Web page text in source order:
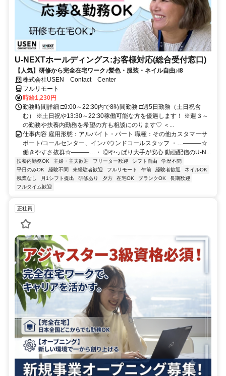
U-NEXTホールディングス:お客様対応(総合受付窓口)
【人気】研修から完全在宅ワーク♪髪色・服装・ネイル自由♪i8
株式会社USEN Contact Center
フルリモート
時給1,230円
勤務時間詳細 □9:00～22:30内で8時間勤務 □週5日勤務（土日祝含
む） ※土日祝や13:30～22:30稼働可能な方を優遇します！ ※週３～
の勤務や扶養内勤務を希望の方も相談にのります♡ ＜...
仕事内容 雇用形態：アルバイト・パート 職種：その他カスタマーサ
ポート/コールセンター、インバウンドコールスタッフ ・…―――☆
働きやすさ抜群☆―――…・ ◎やっぱり大手が安心 動画配信のU-N...
扶養内勤務OK 主婦・主夫歓迎 フリーター歓迎 シフト自由
学歴不問
平日のみOK
経験不問 未経験者歓迎 フルリモート 午前 経験者歓迎
ネイルOK
残業なし
月1シフト提出 研修あり 夕方 在宅OK ブランクOK
長期歓迎
フルタイム歓迎
正社員